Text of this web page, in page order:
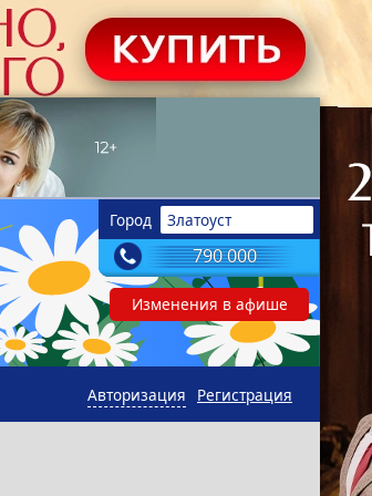
Город Златоуст
790 000
Изменения в афише
Регистрация
Авторизация